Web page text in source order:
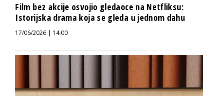
Film bez akcije osvojio gledaoce na Netfliksu:
Istorijska drama koja se gleda u jednom dahu
17/06/2026 | 14:00